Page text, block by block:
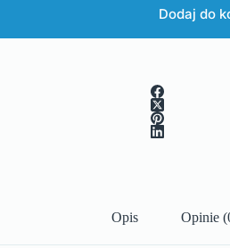
Dodaj do
Opis Opinie